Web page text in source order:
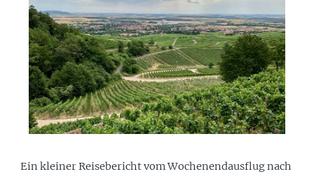
Ein kleiner Reisebericht vom Wochenendausflug nach